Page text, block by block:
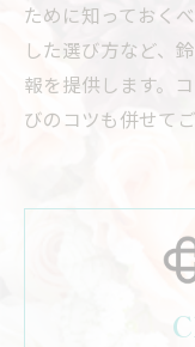
ために知っておく
した選び方など、
報を提供します。
びのコツも併せてご